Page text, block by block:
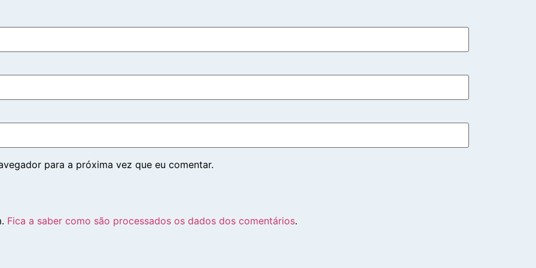
para a próxima vez que eu comentar.
Fica a saber como são processados os dados dos comentários.